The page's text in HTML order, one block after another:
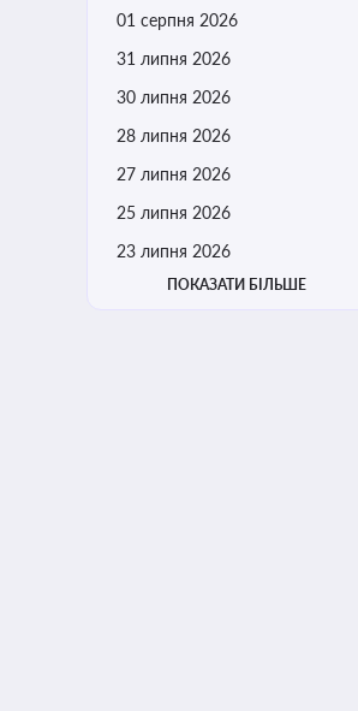
01 серпня 2026
31 липня 2026
30 липня 2026
28 липня 2026
27 липня 2026
25 липня 2026
23 липня 2026
ПОКАЗАТИ БІЛЬШЕ